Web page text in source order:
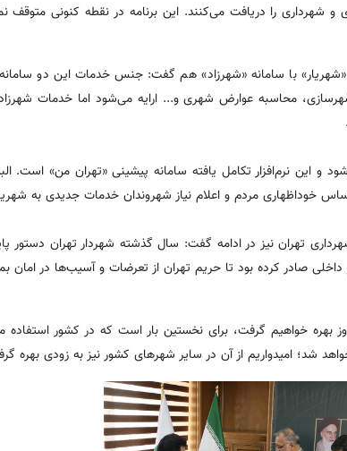
را دریافت می‌کنند. این برنامه در نقطه کنونی متوقف
«شهریار» با سامانه «شهرزاد» هم گفت: جنس خدمات این دو
محاسبه عوارض شهری و... ارایه می‌شود اما خدمات
ارایه می شود و این نرم‌افزار تکامل یافته سامانه پیشینی «تهران من»
خوداظهاری مردم و اعلام نیاز شهروندان خدمات جدیدی به
تهران نیز در ادامه گفت: سال گذشته شهردار تهران دستور
صادر کرده بود تا حریم تهران از تعرضات و آسیب‌ها در امان
بهره خواهیم گرفت، برای نخستین بار است که در کشور
شد؛ امیدواریم از آن در سایر شهرهای کشور نیز به زودی بهره